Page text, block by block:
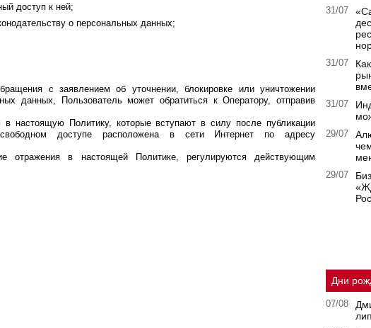
доступ к ней;
о персональных данных;
с заявлением об уточнении, блокировке или уничтожении
данных, Пользователь может обратиться к Оператору, отправив
настоящую Политику, которые вступают в силу после публикации
доступе расположена в сети Интернет по адресу
в настоящей Политике, регулируются действующим
31/07
31/07
31/07
29/07
29/07
Дни
07/08